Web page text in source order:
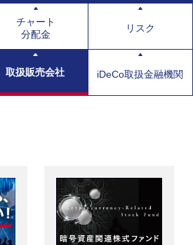
チャート
分配金
リスク
取扱販売会社 iDeCo取扱金融機関